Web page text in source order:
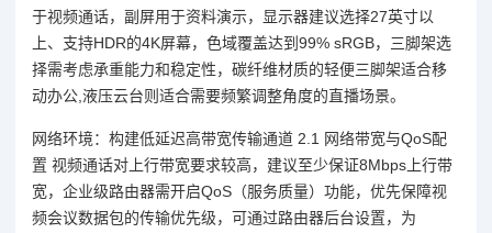
于视频通话，副屏用于资料演示，显示器建议选择27英寸以
上、支持HDR的4K屏幕，色域覆盖达到99% sRGB，三脚架选
择需考虑承重能力和稳定性，碳纤维材质的轻便三脚架适合移
动办公,液压云台则适合需要频繁调整角度的直播场景。
网络环境：构建低延迟高带宽传输通道 2.1 网络带宽与QoS配
置 视频通话对上行带宽要求较高，建议至少保证8Mbps上行带
宽，企业级路由器需开启QoS（服务质量）功能，优先保障视
频会议数据包的传输优先级，可通过路由器后台设置，为